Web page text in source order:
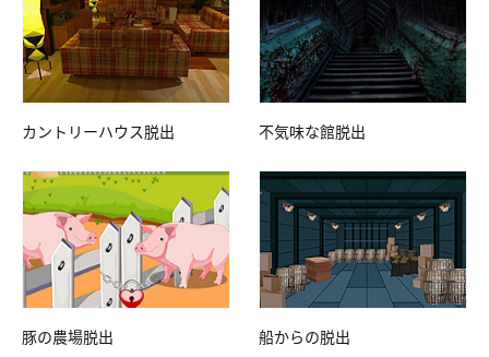
カントリーハウス脱出 不気味な館脱出
豚の農場脱出 船からの脱出